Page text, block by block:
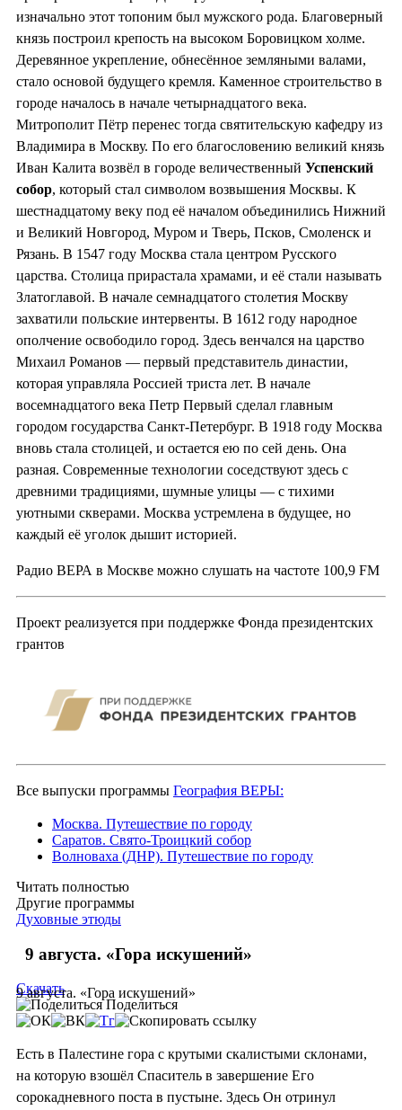
изначально этот топоним был мужского рода. Благоверный
князь построил крепость на высоком Боровицком холме.
Деревянное укрепление, обнесённое земляными валами,
стало основой будущего кремля. Каменное строительство в
городе началось в начале четырнадцатого века.
Митрополит Пётр перенес тогда святительскую кафедру из
Владимира в Москву. По его благословению великий князь
Иван Калита возвёл в городе величественный Успенский
собор, который стал символом возвышения Москвы. К
шестнадцатому веку под её началом объединились Нижний
и Великий Новгород, Муром и Тверь, Псков, Смоленск и
Рязань. В 1547 году Москва стала центром Русского
царства. Столица прирастала храмами, и её стали называть
Златоглавой. В начале семнадцатого столетия Москву
захватили польские интервенты. В 1612 году народное
ополчение освободило город. Здесь венчался на царство
Михаил Романов — первый представитель династии,
которая управляла Россией триста лет. В начале
восемнадцатого века Петр Первый сделал главным
городом государства Санкт-Петербург. В 1918 году Москва
вновь стала столицей, и остается ею по сей день. Она
разная. Современные технологии соседствуют здесь с
древними традициями, шумные улицы — с тихими
уютными скверами. Москва устремлена в будущее, но
каждый её уголок дышит историей.
Радио ВЕРА в Москве можно слушать на частоте 100,9 FM
Проект реализуется при поддержке Фонда президентских
грантов
Все выпуски программы География ВЕРЫ:
Москва. Путешествие по городу
Саратов. Свято-Троицкий собор
Волноваха (ДНР). Путешествие по городу
Читать полностью
Другие программы
Духовные этюды
9 августа. «Гора искушений»
9 августа. «Гора искушений»
Скачать
Поделиться
Есть в Палестине гора с крутыми скалистыми склонами,
на которую взошёл Спаситель в завершение Его
сорокадневного поста в пустыне. Здесь Он отринул